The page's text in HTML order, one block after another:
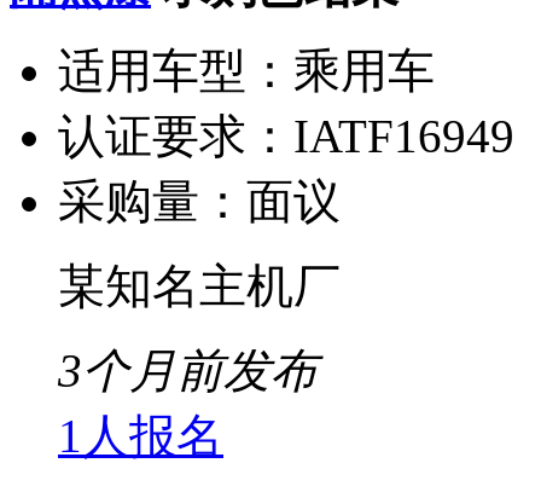
适用车型： 乘用车
认证要求： IATF16949
采购量： 面议
某知名主机厂
3个月前发布
1人报名